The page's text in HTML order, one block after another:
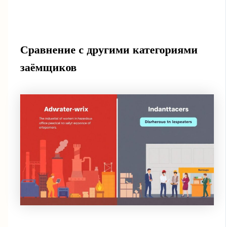
Сравнение с другими категориями
заёмщиков